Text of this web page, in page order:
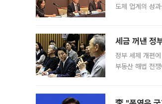
도체 업계의 성
세금 꺼낸 정
정부 세제 개편
부동산 해법 전